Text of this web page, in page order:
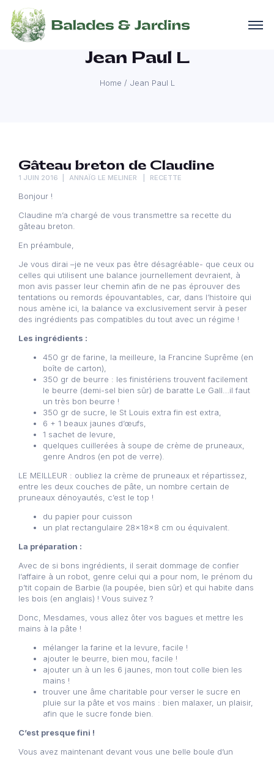
Jean Paul L
Home / Jean Paul L
Gâteau breton de Claudine
1 JUIN 2016 ANNAÏG LE MELINER RECETTE
Bonjour !
Claudine m’a chargé de vous transmettre sa recette du
gâteau breton.
En préambule,
Je vous dirai –je ne veux pas être désagréable- que ceux ou
celles qui utilisent une balance journellement devraient, à
mon avis passer leur chemin afin de ne pas éprouver des
tentations ou remords épouvantables, car, dans l’histoire qui
nous amène ici, la balance va exclusivement servir à peser
des ingrédients pas compatibles du tout avec un régime !
Les ingrédients :
450 gr de farine, la meilleure, la Francine Suprême (en
boîte de carton),
350 gr de beurre : les finistériens trouvent facilement
le beurre (demi-sel bien sûr) de baratte Le Gall…il faut
un très bon beurre !
350 gr de sucre, le St Louis extra fin est extra,
6 + 1 beaux jaunes d’œufs,
1 sachet de levure,
quelques cuillerées à soupe de crème de pruneaux,
genre Andros (en pot de verre).
LE MEILLEUR : oubliez la crème de pruneaux et répartissez,
entre les deux couches de pâte, un nombre certain de
pruneaux dénoyautés, c’est le top !
du papier pour cuisson
un plat rectangulaire 28x18x8 cm ou équivalent.
La préparation :
Avec de si bons ingrédients, il serait dommage de confier
l’affaire à un robot, genre celui qui a pour nom, le prénom du
p’tit copain de Barbie (la poupée, bien sûr) et qui habite dans
les bois (en anglais) ! Vous suivez ?
Donc, Mesdames, vous allez ôter vos bagues et mettre les
mains à la pâte !
mélanger la farine et la levure, facile !
ajouter le beurre, bien mou, facile !
ajouter un à un les 6 jaunes, mon tout colle bien les
mains !
trouver une âme charitable pour verser le sucre en
pluie sur la pâte et vos mains : bien malaxer, un plaisir,
afin que le sucre fonde bien.
C’est presque fini !
Vous avez maintenant devant vous une belle boule d’un